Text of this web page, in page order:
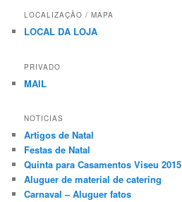
LOCALIZAÇÃO / MAPA
LOCAL DA LOJA
PRIVADO
MAIL
NOTICIAS
Artigos de Natal
Festas de Natal
Quinta para Casamentos Viseu 2015
Aluguer de material de catering
Carnaval – Aluguer fatos